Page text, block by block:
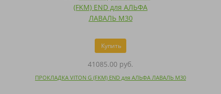
Купить
41085.00 руб.
ПРОКЛАДКА VITON G (FKM) END для АЛЬФА ЛАВАЛЬ M30